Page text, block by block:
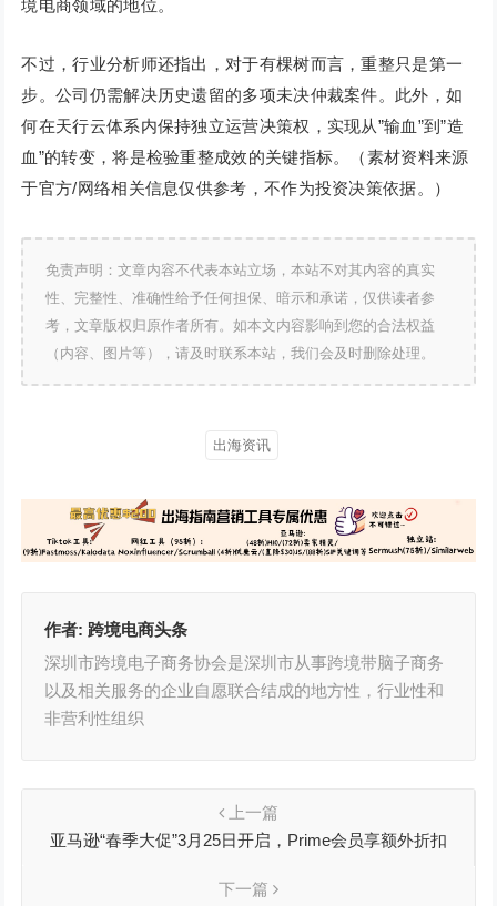
境电商领域的地位。
不过，行业分析师还指出，对于有棵树而言，重整只是第一
步。公司仍需解决历史遗留的多项未决仲裁案件。此外，如
何在天行云体系内保持独立运营决策权，实现从”输血”到”造
血”的转变，将是检验重整成效的关键指标。（素材资料来源
于官方/网络相关信息仅供参考，不作为投资决策依据。）
免责声明：文章内容不代表本站立场，本站不对其内容的真实
性、完整性、准确性给予任何担保、暗示和承诺，仅供读者参
考，文章版权归原作者所有。如本文内容影响到您的合法权益
（内容、图片等），请及时联系本站，我们会及时删除处理。
出海资讯
作者: 跨境电商头条
深圳市跨境电子商务协会是深圳市从事跨境带脑子商务
以及相关服务的企业自愿联合结成的地方性，行业性和
非营利性组织
上一篇
亚马逊“春季大促”3月25日开启，Prime会员享额外折扣
下一篇